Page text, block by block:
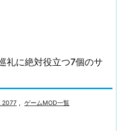
礼に絶対役立つ7個のサ
2077 , ゲームMOD一覧